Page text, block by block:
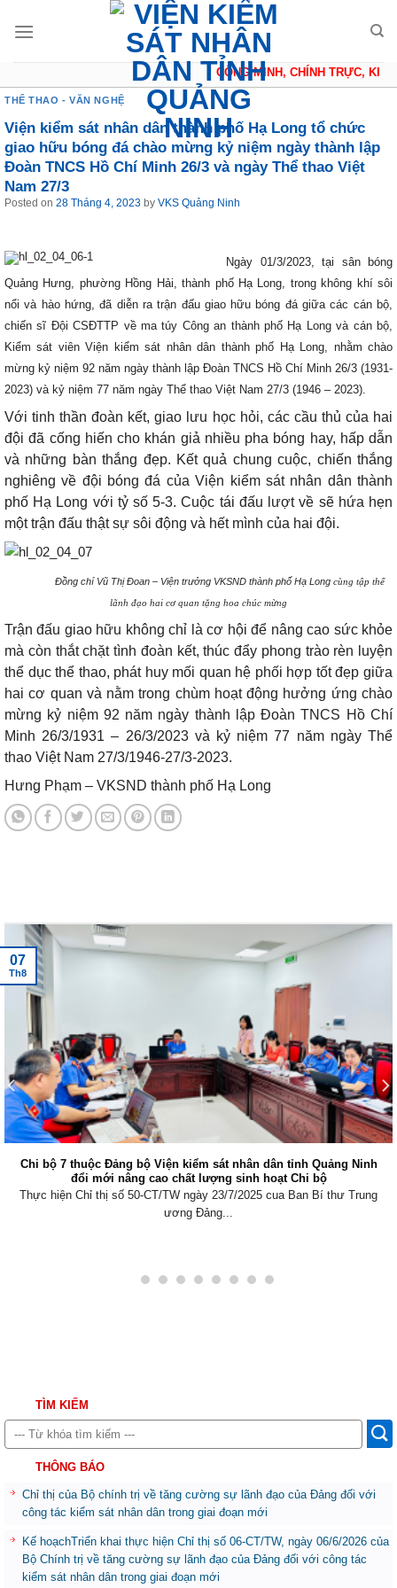
CÔNG MINH, CHÍNH TRỰC,
THỂ THAO - VĂN NGHỆ
Viện kiểm sát nhân dân thành phố Hạ Long tổ chức
giao hữu bóng đá chào mừng kỷ niệm ngày thành lập
Đoàn TNCS Hồ Chí Minh 26/3 và ngày Thể thao Việt
Nam 27/3
Posted on 28 Tháng 4, 2023 by VKS Quảng Ninh
Ngày 01/3/2023, tại sân bóng
Quảng Hưng, phường Hồng Hải, thành phố Hạ Long, trong không khí sôi
nổi và hào hứng, đã diễn ra trận đấu giao hữu bóng đá giữa các cán bộ,
chiến sĩ Đội CSĐTTP về ma túy Công an thành phố Hạ Long và cán bộ,
Kiểm sát viên Viện kiểm sát nhân dân thành phố Hạ Long, nhằm chào
mừng kỷ niệm 92 năm ngày thành lập Đoàn TNCS Hồ Chí Minh 26/3 (1931-
2023) và kỷ niệm 77 năm ngày Thể thao Việt Nam 27/3 (1946 – 2023).
Với tinh thần đoàn kết, giao lưu học hỏi, các cầu thủ của hai
đội đã cống hiến cho khán giả nhiều pha bóng hay, hấp dẫn
và những bàn thắng đẹp. Kết quả chung cuộc, chiến thắng
nghiêng về đội bóng đá của Viện kiểm sát nhân dân thành
phố Hạ Long với tỷ số 5-3. Cuộc tái đấu lượt về sẽ hứa hẹn
một trận đấu thật sự sôi động và hết mình của hai đội.
Đồng chí Vũ Thị Đoan – Viện trưởng VKSND thành phố Hạ Long cùng tập thể
lãnh đạo hai cơ quan tặng hoa chúc mừng
Trận đấu giao hữu không chỉ là cơ hội để nâng cao sức khỏe
mà còn thắt chặt tình đoàn kết, thúc đẩy phong trào rèn luyện
thể dục thể thao, phát huy mối quan hệ phối hợp tốt đẹp giữa
hai cơ quan và nằm trong chùm hoạt động hưởng ứng chào
mừng kỷ niệm 92 năm ngày thành lập Đoàn TNCS Hồ Chí
Minh 26/3/1931 – 26/3/2023 và kỷ niệm 77 năm ngày Thể
thao Việt Nam 27/3/1946-27/3-2023.
Hưng Phạm – VKSND thành phố Hạ Long
Chi bộ 7 thuộc Đảng bộ Viện kiểm sát nhân dân tỉnh Quảng Ninh
đổi mới nâng cao chất lượng sinh hoạt Chi bộ
Thực hiện Chỉ thị số 50-CT/TW ngày 23/7/2025 cua Ban Bí thư Trung
ương Đảng...
07
Th8
TÌM KIẾM
THÔNG BÁO
Chỉ thị của Bộ chính trị về tăng cường sự lãnh đạo của Đảng đối với
công tác kiểm sát nhân dân trong giai đoạn mới
Kế hoạchTriển khai thực hiện Chỉ thị số 06-CT/TW, ngày 06/6/2026 của
Bộ Chính trị về tăng cường sự lãnh đạo của Đảng đối với công tác
kiểm sát nhân dân trong giai đoạn mới